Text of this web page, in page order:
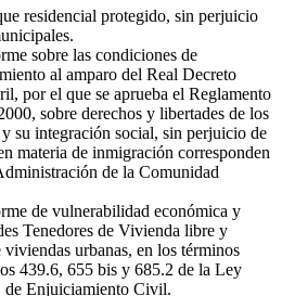
residencial protegido, sin perjuicio
sobre las condiciones de
al amparo del Real Decreto
por el que se aprueba el Reglamento
sobre derechos y libertades de los
su integración social, sin perjuicio de
materia de inmigración corresponden
de la Comunidad
de vulnerabilidad económica y
Tenedores de Vivienda libre y
viviendas urbanas, en los términos
439.6, 655 bis y 685.2 de la Ley
de Enjuiciamiento Civil.